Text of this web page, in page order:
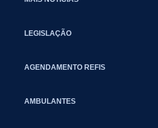
LEGISLAÇÃO
AGENDAMENTO REFIS
AMBULANTES